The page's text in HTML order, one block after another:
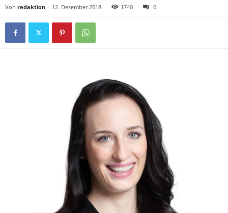
Von redaktion - 12. Dezember 2018 1740 0